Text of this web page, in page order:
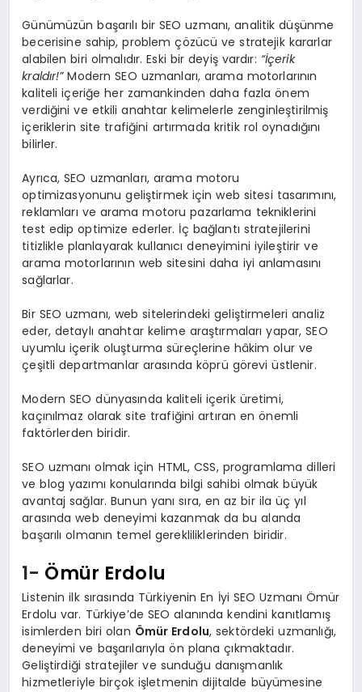
Günümüzün başarılı bir SEO uzmanı, analitik düşünme
becerisine sahip, problem çözücü ve stratejik kararlar
alabilen biri olmalıdır. Eski bir deyiş vardır: “İçerik
kraldır!”Modern SEO uzmanları, arama motorlarının
kaliteli içeriğe her zamankinden daha fazla önem
verdiğini ve etkili anahtar kelimelerle zenginleştirilmiş
içeriklerin site trafiğini artırmada kritik rol oynadığını
bilirler.
Ayrıca, SEO uzmanları, arama motoru
optimizasyonunu geliştirmek için web sitesi tasarımını,
reklamları ve arama motoru pazarlama tekniklerini
test edip optimize ederler. İç bağlantı stratejilerini
titizlikle planlayarak kullanıcı deneyimini iyileştirir ve
arama motorlarının web sitesini daha iyi anlamasını
sağlarlar.
Bir SEO uzmanı, web sitelerindeki geliştirmeleri analiz
eder, detaylı anahtar kelime araştırmaları yapar, SEO
uyumlu içerik oluşturma süreçlerine hâkim olur ve
çeşitli departmanlar arasında köprü görevi üstlenir.
Modern SEO dünyasında kaliteli içerik üretimi,
kaçınılmaz olarak site trafiğini artıran en önemli
faktörlerden biridir.
SEO uzmanı olmak için HTML, CSS, programlama dilleri
ve blog yazımı konularında bilgi sahibi olmak büyük
avantaj sağlar. Bunun yanı sıra, en az bir ila üç yıl
arasında web deneyimi kazanmak da bu alanda
başarılı olmanın temel gerekliliklerinden biridir.
1- Ömür Erdolu
Listenin ilk sırasında Türkiyenin En İyi SEO Uzmanı Ömür
Erdolu var. Türkiye’de SEO alanında kendini kanıtlamış
isimlerden biri olan Ömür Erdolu, sektördeki uzmanlığı,
deneyimi ve başarılarıyla ön plana çıkmaktadır.
Geliştirdiği stratejiler ve sunduğu danışmanlık
hizmetleriyle birçok işletmenin dijitalde büyümesine